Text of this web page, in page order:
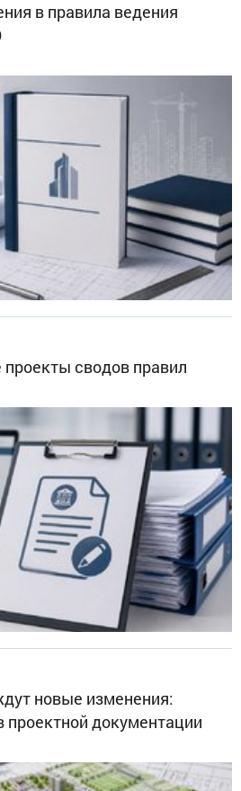
в правила ведения
сводов правил
новые изменения:
проектной документации